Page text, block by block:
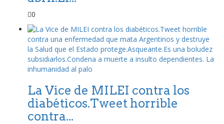
0
La Vice de MILEI contra los
diabéticos.Tweet horrible
contra...